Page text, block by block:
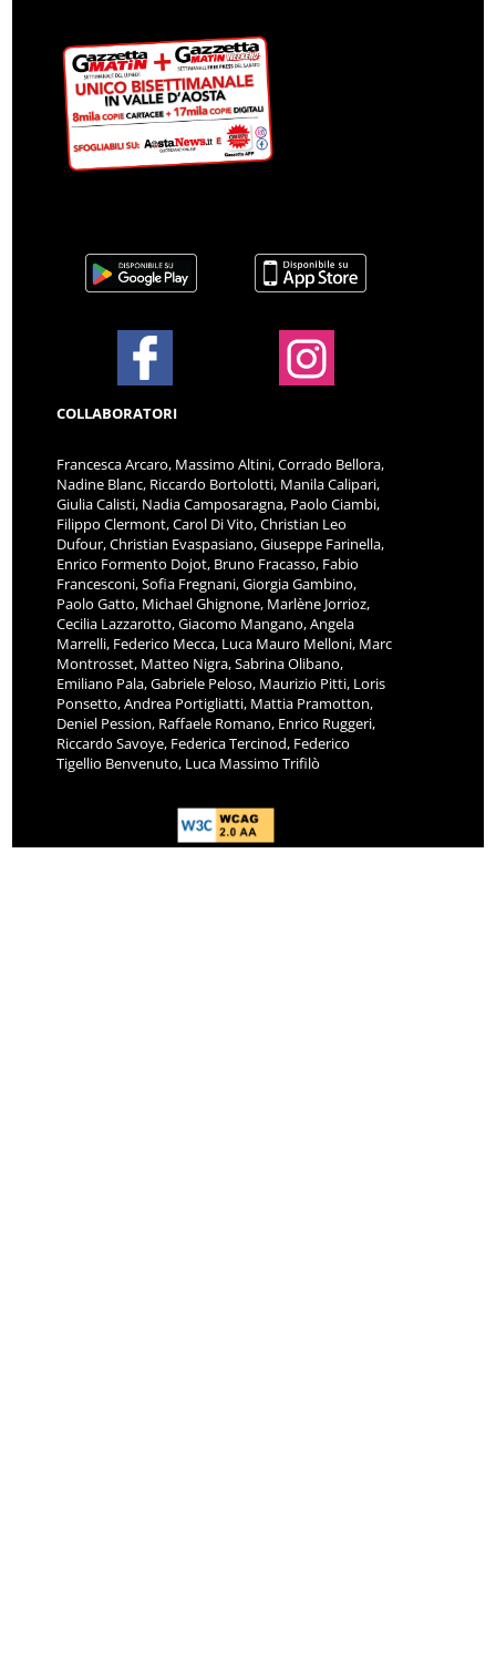
COLLABORATORI
Francesca Arcaro, Massimo Altini, Corrado Bellora,
Nadine Blanc, Riccardo Bortolotti, Manila Calipari,
Giulia Calisti, Nadia Camposaragna, Paolo Ciambi,
Filippo Clermont, Carol Di Vito, Christian Leo
Dufour, Christian Evaspasiano, Giuseppe Farinella,
Enrico Formento Dojot, Bruno Fracasso, Fabio
Francesconi, Sofia Fregnani, Giorgia Gambino,
Paolo Gatto, Michael Ghignone, Marlène Jorrioz,
Cecilia Lazzarotto, Giacomo Mangano, Angela
Marrelli, Federico Mecca, Luca Mauro Melloni, Marc
Montrosset, Matteo Nigra, Sabrina Olibano,
Emiliano Pala, Gabriele Peloso, Maurizio Pitti, Loris
Ponsetto, Andrea Portigliatti, Mattia Pramotton,
Deniel Pession, Raffaele Romano, Enrico Ruggeri,
Riccardo Savoye, Federica Tercinod, Federico
Tigellio Benvenuto, Luca Massimo Trifilò